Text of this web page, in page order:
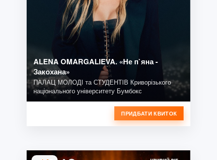
ALENA OMARGALIEVA. «Не п`яна -
Закохана»
ПАЛАЦ МОЛОДІ та СТУДЕНТІВ Криворізького
національного університету Бумбокс
ПРИДБАТИ КВИТОК